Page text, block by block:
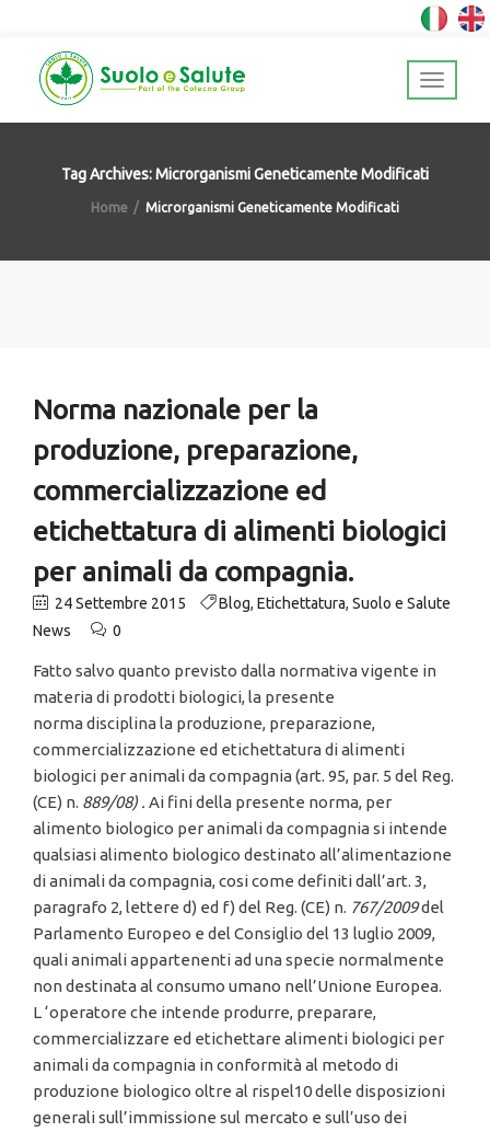
Tag Archives: Microrganismi Geneticamente Modificati
Home Microrganismi Geneticamente Modificati
Norma nazionale per la
produzione, preparazione,
commercializzazione ed
etichettatura di alimenti biologici
per animali da compagnia.
24 Settembre 2015 Blog, Etichettatura, Suolo e Salute
News
0
Fatto salvo quanto previsto dalla normativa vigente in
materia di prodotti biologici, la presente
norma disciplina la produzione, preparazione,
commercializzazione ed etichettatura di alimenti
biologici per animali da compagnia (art. 95, par. 5 del Reg.
(CE) n. 889/08) . Ai fini della presente norma, per
alimento biologico per animali da compagnia si intende
qualsiasi alimento biologico destinato all’alimentazione
di animali da compagnia, cosi come definiti dall’art. 3,
paragrafo 2, lettere d) ed f) del Reg. (CE) n. 767/2009del
Parlamento Europeo e del Consiglio del 13 luglio 2009,
quali animali appartenenti ad una specie normalmente
non destinata al consumo umano nell’Unione Europea.
L ‘operatore che intende produrre, preparare,
commercializzare ed etichettare alimenti biologici per
animali da compagnia in conformità al metodo di
produzione biologico oltre al rispel10 delle disposizioni
generali sull’immissione sul mercato e sull’uso dei